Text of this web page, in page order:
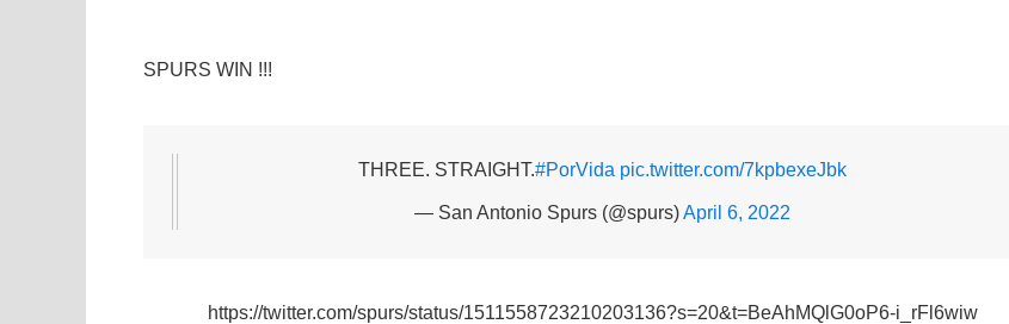
SPURS WIN !!!
THREE. STRAIGHT.#PorVida pic.twitter.com/7kpbexeJbk
— San Antonio Spurs (@spurs)April 6, 2022
https://twitter.com/spurs/status/1511558723210203136?s=20&t=BeAhMQlG0oP6-i_rFl6wiw